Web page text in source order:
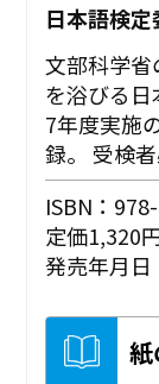
日本語検
文部科学省
を浴びる
7年度実施
録。 受検
ISBN：
定価1,320
発売年月日